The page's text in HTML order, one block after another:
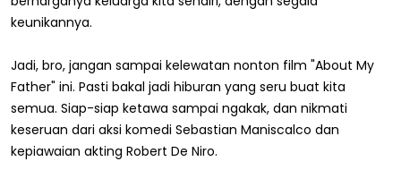
keunikannya.
Jadi, bro, jangan sampai kelewatan nonton film "About My
Father" ini. Pasti bakal jadi hiburan yang seru buat kita
semua. Siap-siap ketawa sampai ngakak, dan nikmati
keseruan dari aksi komedi Sebastian Maniscalco dan
kepiawaian akting Robert De Niro.